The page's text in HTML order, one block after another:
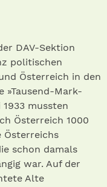
DAV-Sektion
politischen
Österreich in den
»Tausend-Mark-
mussten
Österreich 1000
Österreichs
schon damals
war. Auf der
Alte